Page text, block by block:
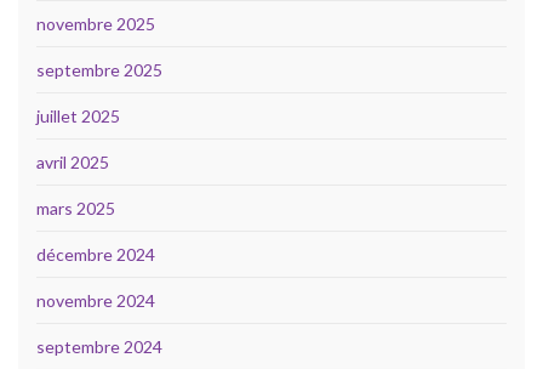
novembre 2025
septembre 2025
juillet 2025
avril 2025
mars 2025
décembre 2024
novembre 2024
septembre 2024